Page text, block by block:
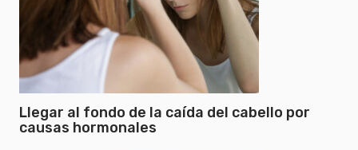
Llegar al fondo de la caída del cabello por
causas hormonales